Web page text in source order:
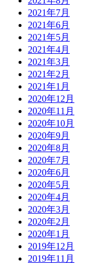
2021年7月
2021年6月
2021年5月
2021年4月
2021年3月
2021年2月
2021年1月
2020年12月
2020年11月
2020年10月
2020年9月
2020年8月
2020年7月
2020年6月
2020年5月
2020年4月
2020年3月
2020年2月
2020年1月
2019年12月
2019年11月